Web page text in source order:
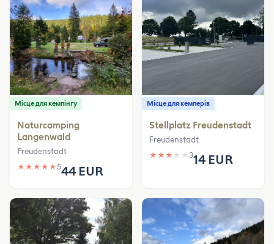
Місце для кемпінгу
Naturcamping
Langenwald
Freudenstadt
★ ★ ★ ★ ★544 EUR
Місце для кемперів
Stellplatz Freudenstadt
Freudenstadt
★ ★ ★ ★ ★ 314 EUR